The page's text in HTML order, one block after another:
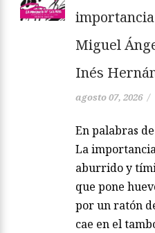
Miguel
Inés
agosto 07, 2026 /
En palabras
La
aburrido y
que pone
por un ratón
cae en el